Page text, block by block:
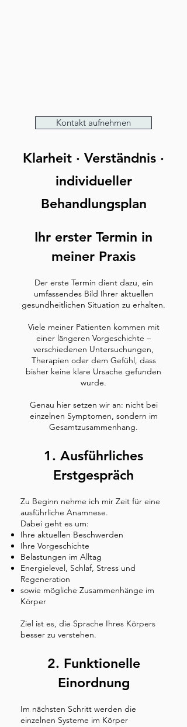
Kontakt aufnehmen
Klarheit · Verständnis ·
individueller
Behandlungsplan
Ihr erster Termin in
meiner Praxis
Der erste Termin dient dazu, ein
umfassendes Bild Ihrer aktuellen
gesundheitlichen Situation zu erhalten.
Viele meiner Patienten kommen mit
einer längeren Vorgeschichte –
verschiedenen Untersuchungen,
Therapien oder dem Gefühl, dass
bisher keine klare Ursache gefunden
wurde.
Genau hier setzen wir an: nicht bei
einzelnen Symptomen, sondern im
Gesamtzusammenhang.
1. Ausführliches
Erstgespräch
Zu Beginn nehme ich mir Zeit für eine
ausführliche Anamnese.
Dabei geht es um:
Ihre aktuellen Beschwerden
Ihre Vorgeschichte
Belastungen im Alltag
Energielevel, Schlaf, Stress und
Regeneration
sowie mögliche Zusammenhänge im
Körper
Ziel ist es, die Sprache Ihres Körpers
besser zu verstehen.
2. Funktionelle
Einordnung
Im nächsten Schritt werden die
einzelnen Systeme im Körper